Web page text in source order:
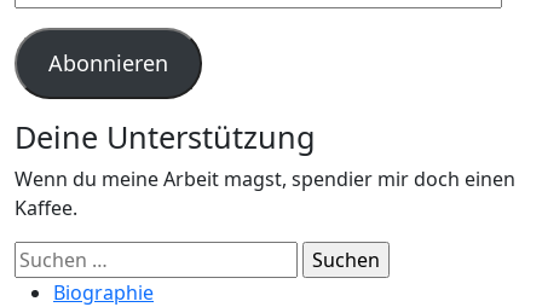
Mail-
Adresse
Abonnieren
Deine Unterstützung
Wenn du meine Arbeit magst, spendier mir doch einen
Kaffee.
Suchen
nach:Biographie